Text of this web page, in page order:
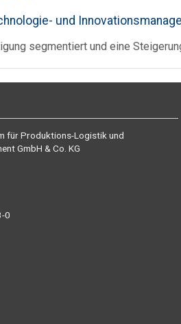
und
segmentiert und eine
für Produktions-Logistik und
GmbH & Co. KG
0